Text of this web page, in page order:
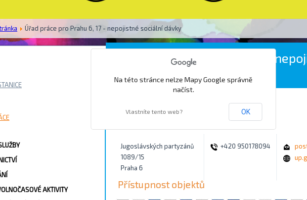
Úřad práce pro Prahu 6, 17 - nepojistné sociální dávky
AKTIVITY
Úřad práce pro Prahu 6, 17 -
sociální dávky
Jugoslávských partyzánů
1089/15
Praha 6
+420 950178094
Přístupnost objektů
Na této stránce nelze Mapy Google správně
načíst.
Vlastníte tento web? OK